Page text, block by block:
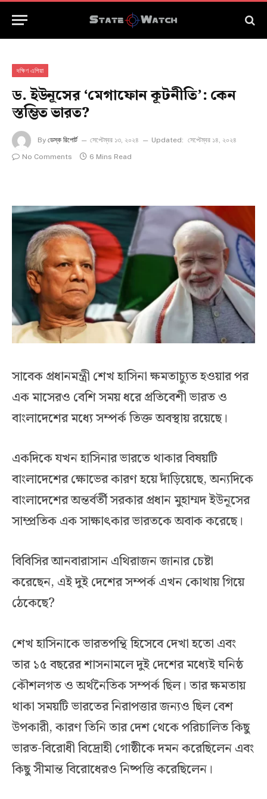
দক্ষিণ এশিয়া
ড. ইউনূসের ‘মেগাফোন কূটনীতি’: কেন
স্তম্ভিত ভারত?
By ডেস্ক রিপোর্ট সেপ্টেম্বর ১৩, ২০২৪ Updated: সেপ্টেম্বর ১৪, ২০২৪
No Comments
6 Mins Read
সাবেক প্রধানমন্ত্রী শেখ হাসিনা ক্ষমতাচ্যুত হওয়ার পর
এক মাসেরও বেশি সময় ধরে প্রতিবেশী ভারত ও
বাংলাদেশের মধ্যে সম্পর্ক তিক্ত অবস্থায় রয়েছে।
একদিকে যখন হাসিনার ভারতে থাকার বিষয়টি
বাংলাদেশের ক্ষোভের কারণ হয়ে দাঁড়িয়েছে, অন্যদিকে
বাংলাদেশের অন্তর্বর্তী সরকার প্রধান মুহাম্মদ ইউনূসের
সাম্প্রতিক এক সাক্ষাৎকার ভারতকে অবাক করেছে।
বিবিসির আনবারাসান এথিরাজন জানার চেষ্টা
করেছেন, এই দুই দেশের সম্পর্ক এখন কোথায় গিয়ে
ঠেকেছে?
শেখ হাসিনাকে ভারতপন্থি হিসেবে দেখা হতো এবং
তার ১৫ বছরের শাসনামলে দুই দেশের মধ্যেই ঘনিষ্ঠ
কৌশলগত ও অর্থনৈতিক সম্পর্ক ছিল। তার ক্ষমতায়
থাকা সময়টি ভারতের নিরাপত্তার জন্যও ছিল বেশ
উপকারী, কারণ তিনি তার দেশ থেকে পরিচালিত কিছু
ভারত-বিরোধী বিদ্রোহী গোষ্ঠীকে দমন করেছিলেন এবং
কিছু সীমান্ত বিরোধেরও নিষ্পত্তি করেছিলেন।